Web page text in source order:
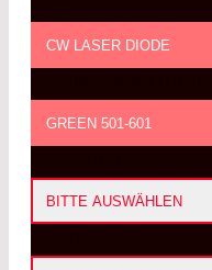
CW LASER DIODE
PULSED LASER DIODE
GREEN 501-601
GREEN 501-601
BITTE AUSWÄHLEN